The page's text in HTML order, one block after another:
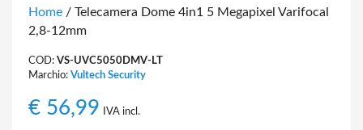
Home / Telecamera Dome 4in1 5 Megapixel Varifocal
2,8-12mm
COD: VS-UVC5050DMV-LT
Marchio: Vultech Security
€ 56,99 IVA incl.